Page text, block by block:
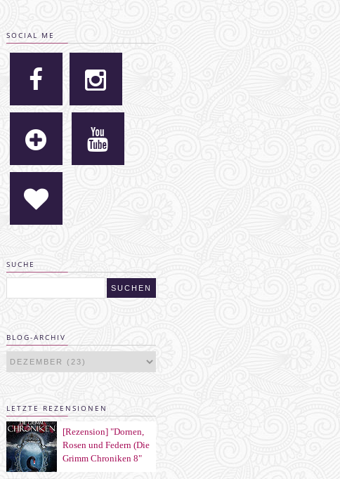
SOCIAL ME
SUCHE
BLOG-ARCHIV
LETZTE REZENSIONEN
[Rezension] "Dornen,
Rosen und Federn (Die
Grimm Chroniken 8"